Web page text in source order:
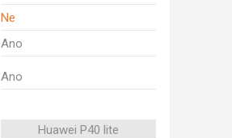
Ne
Ano
Ano
Huawei P40 lite